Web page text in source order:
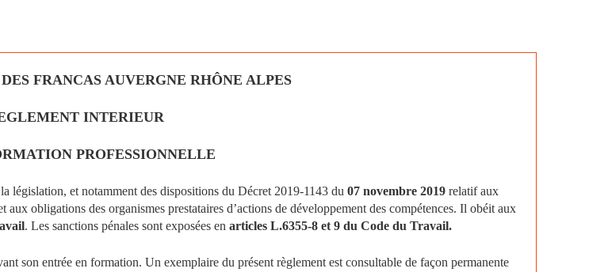
FRANCAS AUVERGNE RHÔNE ALPES
INTERIEUR
PROFESSIONNELLE
législation, et notamment des dispositions du Décret 2019-1143 du 07 novembre 2019 relatif aux
obligations des organismes prestataires d’actions de développement des compétences. Il obéit aux
. Les sanctions pénales sont exposées en articles L.6355-8 et 9 du Code du Travail.
son entrée en formation. Un exemplaire du présent règlement est consultable de façon permanente